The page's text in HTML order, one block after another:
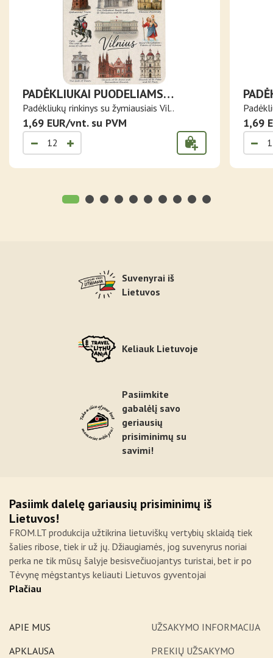
PADĖKLIUKAI PUODELIAMS
ŽYMIAUSI VILNIAUS PASTATAI IR
SIMBOLIAI
Padėkliukų rinkinys su žymiausiais Vil..
1,69 EUR/vnt. su PVM 1,69
Suvenyrai iš
Lietuvos
Keliauk Lietuvoje
Pasiimkite
gabalėlį savo
geriausių
prisiminimų su
savimi!
Pasiimk dalelę gariausių prisiminimų iš
Lietuvos!
FROM.LT produkcija užtikrina lietuviškų vertybių sklaidą tiek
šalies ribose, tiek ir už jų. Džiaugiamės, jog suvenyrus noriai
perka ne tik mūsų šalyje besisvečiuojantys turistai, bet ir po
Tėvynę mėgstantys keliauti Lietuvos gyventojai
Plačiau
APIE MUS
APKLAUSA
UŽSAKYMO INFORMACIJA
PREKIŲ UŽSAKYMO